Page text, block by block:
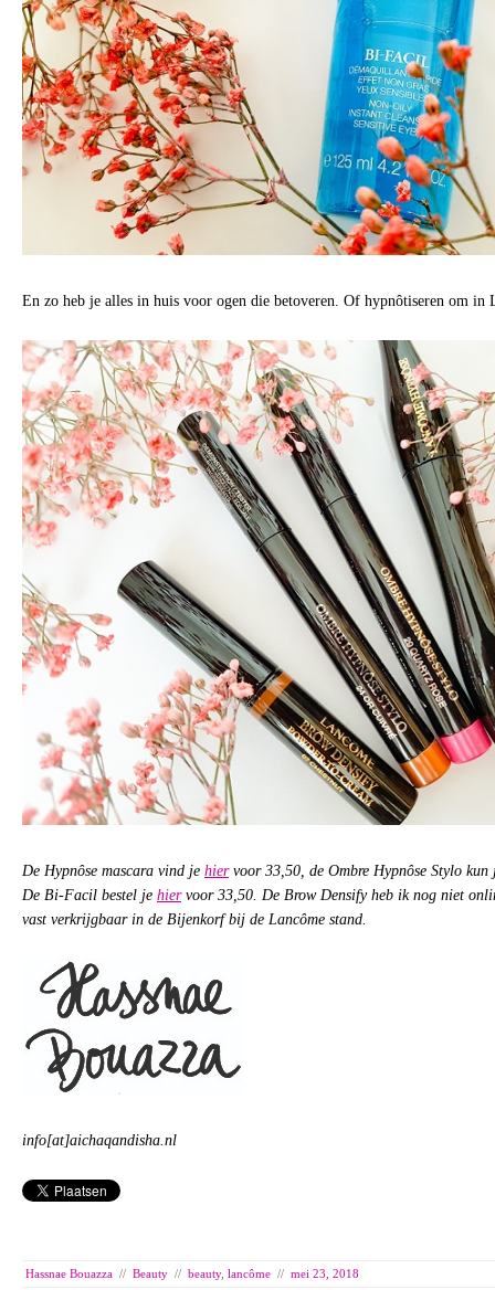
En zo heb je alles in huis voor ogen die betoveren. Of hypnôtiseren om
De Hypnôse mascara vind je hiervoor 33,50, de Ombre Hypnôse Stylo
De Bi-Facil bestel je hiervoor 33,50. De Brow Densify heb ik nog niet
vast verkrijgbaar in de Bijenkorf bij de Lancôme stand.
info[at]aichaqandisha.nl
Hassnae Bouazza // Beauty // beauty, lancôme // mei 23, 2018